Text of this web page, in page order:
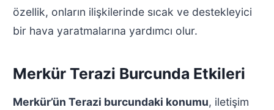
özellik, onların ilişkilerinde sıcak ve destekleyici
bir hava yaratmalarına yardımcı olur.
Merkür Terazi Burcunda Etkileri
Merkür’ün Terazi burcundaki konumu, iletişim